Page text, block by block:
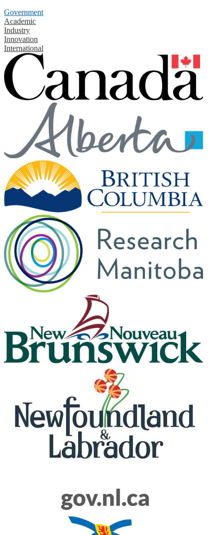
Government
Academic
Industry
Innovation
International